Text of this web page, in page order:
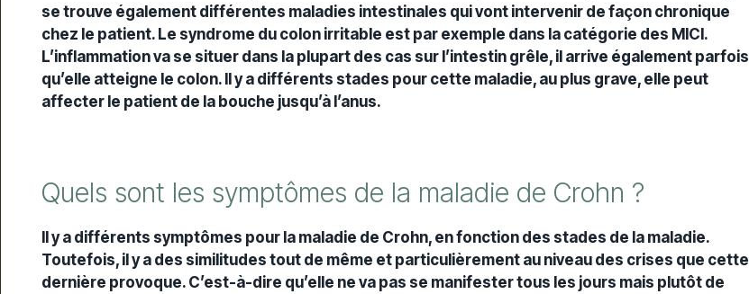
se trouve également différentes maladies intestinales qui vont intervenir de façon chronique
chez le patient. Le syndrome du colon irritable est par exemple dans la catégorie des MICI.
L’inflammation va se situer dans la plupart des cas sur l’intestin grêle, il arrive également parfois
qu’elle atteigne le colon. Il y a différents stades pour cette maladie, au plus grave, elle peut
affecter le patient de la bouche jusqu’à l’anus.
Quels sont les symptômes de la maladie de Crohn ?
Il y a différents symptômes pour la maladie de Crohn, en fonction des stades de la maladie.
Toutefois, il y a des similitudes tout de même et particulièrement au niveau des crises que cette
dernière provoque. C’est-à-dire qu’elle ne va pas se manifester tous les jours mais plutôt de